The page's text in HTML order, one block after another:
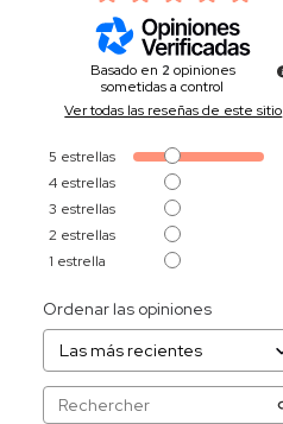
Basado en 2 opiniones
sometidas a control
Ver todas las reseñas de este sitio
5 estrellas
4 estrellas
3 estrellas
2 estrellas
1 estrella
Ordenar las opiniones